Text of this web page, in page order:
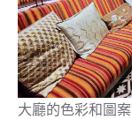
大廳的色彩和圖